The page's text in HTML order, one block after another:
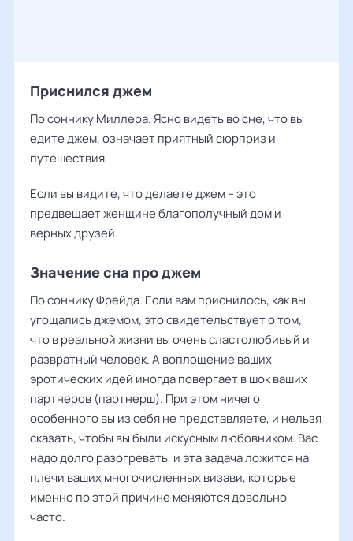
Приснился джем
По соннику Миллера. Ясно видеть во сне, что вы
едите джем, означает приятный сюрприз и
путешествия.
Если вы видите, что делаете джем – это
предвещает женщине благополучный дом и
верных друзей.
Значение сна про джем
По соннику Фрейда. Если вам приснилось, как вы
угощались джемом, это свидетельствует о том,
что в реальной жизни вы очень сластолюбивый и
развратный человек. А воплощение ваших
эротических идей иногда повергает в шок ваших
партнеров (партнерш). При этом ничего
особенного вы из себя не представляете, и нельзя
сказать, чтобы вы были искусным любовником. Вас
надо долго разогревать, и эта задача ложится на
плечи ваших многочисленных визави, которые
именно по этой причине меняются довольно
часто.